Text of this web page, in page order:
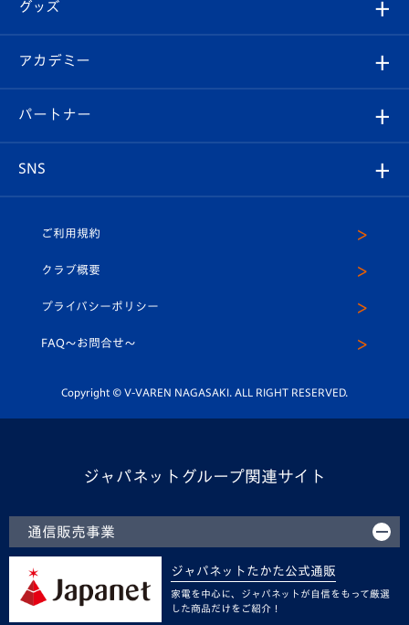
チケット
イベント
メディア
ホームタウン
スタッフプロフィール
マスコット紹介
平和祈念活動
ホームタウン活動
Revive Team
ヴィヴィくんの長崎おもてなしガイド
フォトギャラリー
スタジアムグルメ
V-LOVERS（ファンクラブ）
プレイヤーズスイート
グッズ
オンラインショップ
店舗情報
アカデミー
育成からのお知らせ
U-18
スクール
パートナー
SNS
ヴィヴィくんインスタグラム
公式LINE＠
ご利用規約
クラブ概要
プライバシーポリシー
FAQ〜お問合せ〜
Copyright © V-VAREN NAGASAKI. ALL RIGHT RESERVED.
ジャパネットグループ関連サイト
通信販売事業
ジャパネットたかた公式通販
家電を中心に、ジャパネットが自信をもって厳選
した商品だけをご紹介！